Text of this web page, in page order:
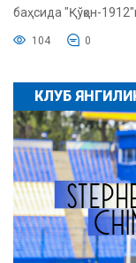
баҳсида "Қўқон-
104 0
КЛУБ